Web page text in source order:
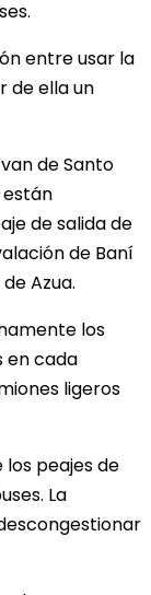
entre usar la
de ella un
de Santo
están
de salida de
de Baní
Azua.
los
en cada
ligeros
peajes de
La